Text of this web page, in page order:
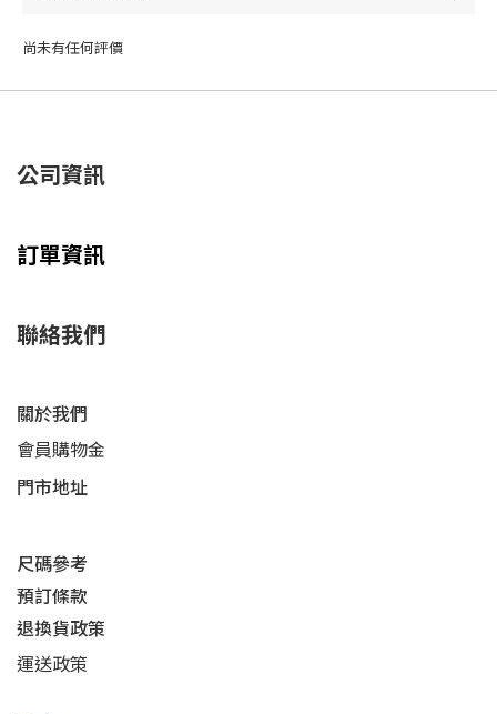
尚未有任何評價
公司資訊
訂單資訊
聯絡我們
關於我們
會員購物金
門市地址
尺碼參考
預訂條款
退換貨政策​
運送政策​